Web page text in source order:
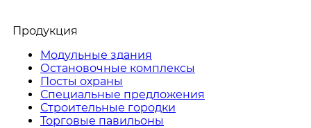
Продукция
Модульные здания
Остановочные комплексы
Посты охраны
Специальные предложения
Строительные городки
Торговые павильоны